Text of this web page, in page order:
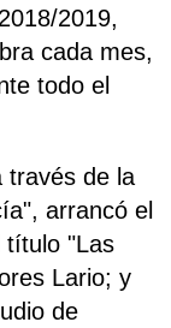
2019,
cada mes,
todo el
través de la
arrancó el
título "Las
Lario; y
de